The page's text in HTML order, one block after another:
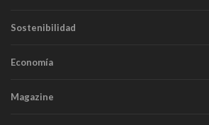
Sostenibilidad
Economía
Magazine